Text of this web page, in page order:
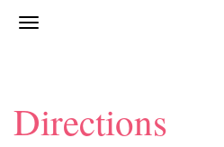
Directions